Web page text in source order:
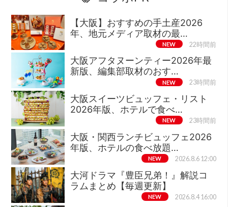
【大阪】おすすめの手土産2026
年、地元メディア取材の最…
NEW 22時間前
大阪アフタヌーンティー2026年最
新版、編集部取材のおす…
NEW 23時間前
大阪スイーツビュッフェ・リスト
2026年版、ホテルで食べ…
NEW 23時間前
大阪・関西ランチビュッフェ2026
年版、ホテルの食べ放題…
NEW 2026.8.6 12:00
大河ドラマ『豊臣兄弟！』解説コ
ラムまとめ【毎週更新】
NEW 2026.8.4 16:00